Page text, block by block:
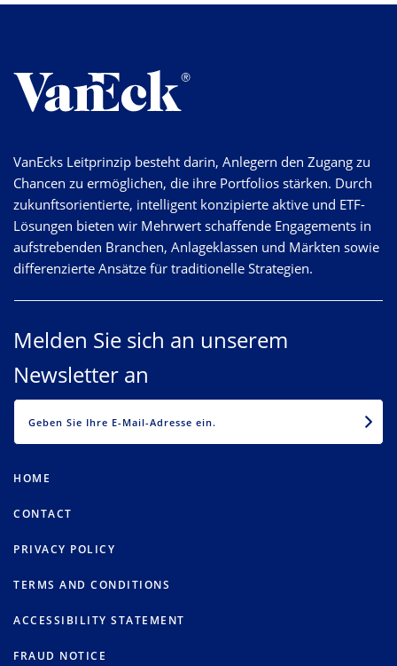
VanEcks Leitprinzip besteht darin, Anlegern den Zugang zu
Chancen zu ermöglichen, die ihre Portfolios stärken. Durch
zukunftsorientierte, intelligent konzipierte aktive und ETF-
Lösungen bieten wir Mehrwert schaffende Engagements in
aufstrebenden Branchen, Anlageklassen und Märkten sowie
differenzierte Ansätze für traditionelle Strategien.
Melden Sie sich an unserem
Newsletter an
HOME
CONTACT
PRIVACY POLICY
TERMS AND CONDITIONS
ACCESSIBILITY STATEMENT
FRAUD NOTICE